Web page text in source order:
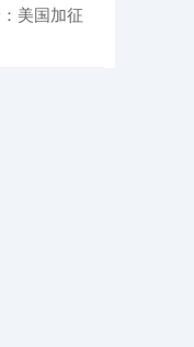
美国加征